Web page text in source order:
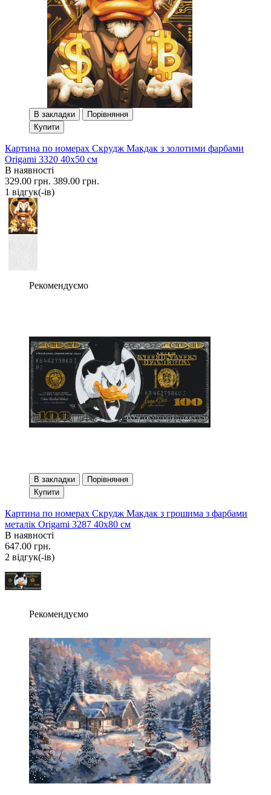
В закладки
Порівняння
Купити
Картина по номерах Скрудж Макдак з золотими фарбами
Origami 3320 40x50 см
В наявності
329.00 грн. 389.00 грн.
1 вiдгук(-iв)
Рекомендуємо
В закладки
Порівняння
Купити
Картина по номерах Скрудж Макдак з грошима з фарбами
металік Origami 3287 40x80 см
В наявності
647.00 грн.
2 вiдгук(-iв)
Рекомендуємо